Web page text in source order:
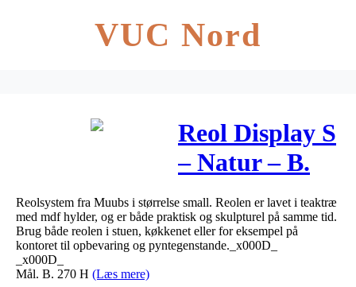
VUC Nord
Reol Display S
– Natur – B.
270 H. 208 D:
48 cm
Reolsystem fra Muubs i størrelse small. Reolen er lavet i teaktræ
med mdf hylder, og er både praktisk og skulpturel på samme tid.
Brug både reolen i stuen, køkkenet eller for eksempel på
kontoret til opbevaring og pyntegenstande._x000D_
_x000D_
Mål. B. 270 H (Læs mere)